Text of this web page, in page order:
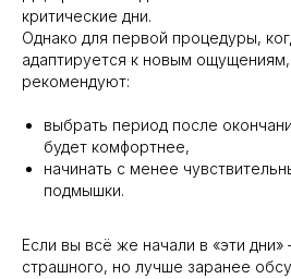
критические дни.
Однако для первой процедуры,
адаптируется к новым
рекомендуют:
выбрать период после
будет комфортнее,
начинать с менее
подмышки.
Если вы всё же начали в «эти
страшного, но лучше заранее